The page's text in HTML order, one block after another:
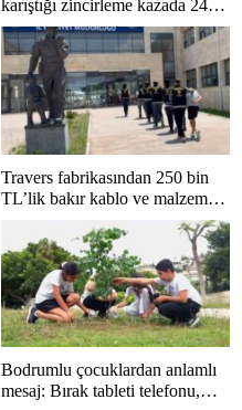
karıştığı zincirleme kazada 24
kişi yaralandı
Travers fabrikasından 250 bin
TL’lik bakır kablo ve malzeme
Bodrumlu çocuklardan anlamlı
mesaj: Bırak tableti telefonu,